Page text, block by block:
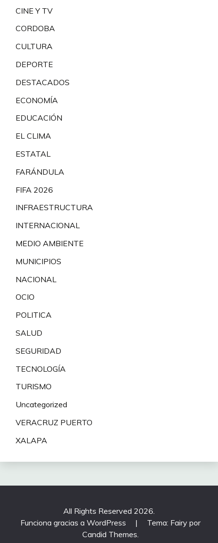
CINE Y TV
CORDOBA
CULTURA
DEPORTE
DESTACADOS
ECONOMÍA
EDUCACIÓN
EL CLIMA
ESTATAL
FARÁNDULA
FIFA 2026
INFRAESTRUCTURA
INTERNACIONAL
MEDIO AMBIENTE
MUNICIPIOS
NACIONAL
OCIO
POLITICA
SALUD
SEGURIDAD
TECNOLOGÍA
TURISMO
Uncategorized
VERACRUZ PUERTO
XALAPA
All Rights Reserved 2026.
Funciona gracias a WordPress
|
Tema: Fairy por
Candid Themes